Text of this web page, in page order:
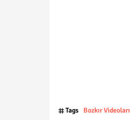
Tags Bozkır Videoları